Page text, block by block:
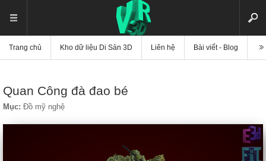
Trang chủ Kho dữ liệu Di Sản 3D Liên hệ Bài viết - Blog
Quan Công đà đao bé
Mục: Đồ mỹ nghệ